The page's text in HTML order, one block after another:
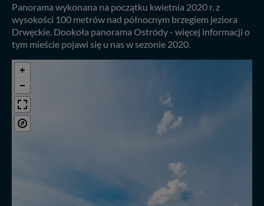
Panorama wykonana na początku kwietnia 2020 r. z
wysokości 100 metrów nad północnym brzegiem jeziora
Drwęckie. Dookoła panorama Ostródy - więcej informacji o
tym mieście pojawi się u nas w sezonie 2020.